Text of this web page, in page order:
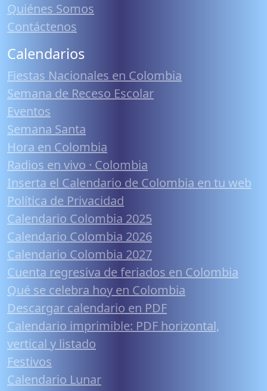
Quiénes Somos
Contáctenos
Calendarios
Fiestas Nacionales en Colombia
Semana de Receso Escolar
Eventos
Semana Santa
Hora en Colombia
Radios en vivo · Colombia
Inserta el Calendario de Colombia en tu web
Política de Privacidad
Calendario Colombia 2025
Calendario Colombia 2026
Calendario Colombia 2027
Cuenta regresiva de feriados en Colombia
Qué se celebra hoy en Colombia
Descargar calendario en PDF
Calendario imprimible: PDF horizontal,
vertical y listado
Festivos
Calendario Lunar